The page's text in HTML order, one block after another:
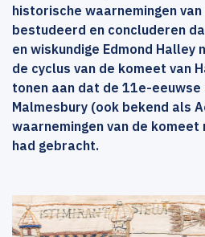
historische waarnemingen
bestudeerd en concluderen
en wiskundige Edmond
de cyclus van de komeet van
tonen aan dat de 11e-eeuwse
Malmesbury (ook bekend als
waarnemingen van de
had gebracht.